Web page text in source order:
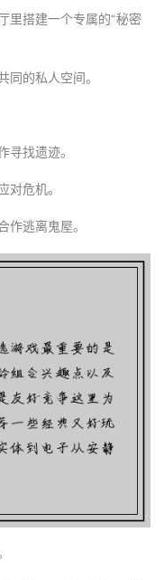
里搭建一个专属的“秘密
同的私人空间。
寻找遗迹。
对危机。
作逃离鬼屋。